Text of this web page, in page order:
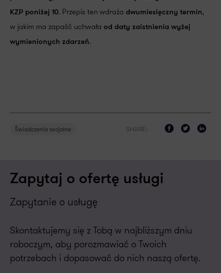
KZP poniżej 10. Przepis ten wdraża dwumiesięczny termin,
w jakim ma zapaść uchwała od daty zaistnienia wyżej
wymienionych zdarzeń.
Świadczenia socjalne SHARE:
Zapytaj o ofertę usługi
Zapytanie o usługę
Skontaktujemy się z Tobą w najbliższym dniu
roboczym, aby porozmawiać o Twoich
potrzebach i dopasować do nich naszą ofertę.